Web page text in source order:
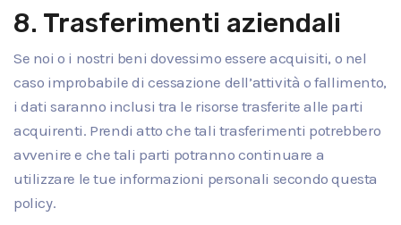
8. Trasferimenti aziendali
Se noi o i nostri beni dovessimo essere acquisiti, o nel
caso improbabile di cessazione dell’attività o fallimento,
i dati saranno inclusi tra le risorse trasferite alle parti
acquirenti. Prendi atto che tali trasferimenti potrebbero
avvenire e che tali parti potranno continuare a
utilizzare le tue informazioni personali secondo questa
policy.